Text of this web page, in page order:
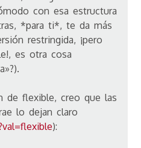
con esa estructura
*para ti*, te da más
restringida, ¡pero
es otra cosa
de flexible, creo que las
lo dejan claro
):